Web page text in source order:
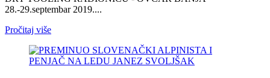
28.-29.septembar 2019....
Pročitaj više